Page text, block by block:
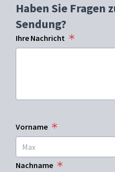
Haben Sie Fragen
Sendung?
Ihre Nachricht
Vorname
Nachname